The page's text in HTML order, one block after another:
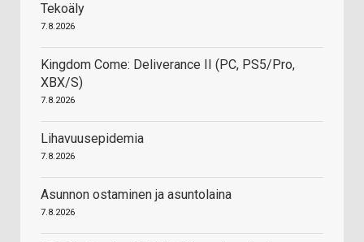
Tekoäly
7.8.2026
Kingdom Come: Deliverance II (PC, PS5/Pro,
XBX/S)
7.8.2026
Lihavuusepidemia
7.8.2026
Asunnon ostaminen ja asuntolaina
7.8.2026